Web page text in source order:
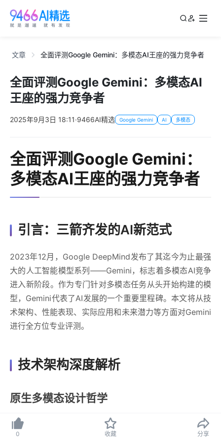
0 收藏 分享
文章 全面评测Google Gemini：多模态AI王座的强力竞争者
全面评测Google Gemini：多模态AI
王座的强力竞争者
2025年9月3日 18:11·9466AI精选 Google Gemini AI 多模态
全面评测Google Gemini：
多模态AI王座的强力竞争者
引言：三箭齐发的AI新范式
2023年12月，Google DeepMind发布了其迄今为止最强
大的人工智能模型系列——Gemini，标志着多模态AI竞争
进入新阶段。作为专门针对多模态任务从头开始构建的模
型，Gemini代表了AI发展的一个重要里程碑。本文将从技
术架构、性能表现、实际应用和未来潜力等方面对Gemini
进行全方位专业评测。
技术架构深度解析
原生多模态设计哲学
与许多先将不同模态转换为文本再处理的模型不同，
Gemini采用真正的原生多模态架构。其核心创新在于能够